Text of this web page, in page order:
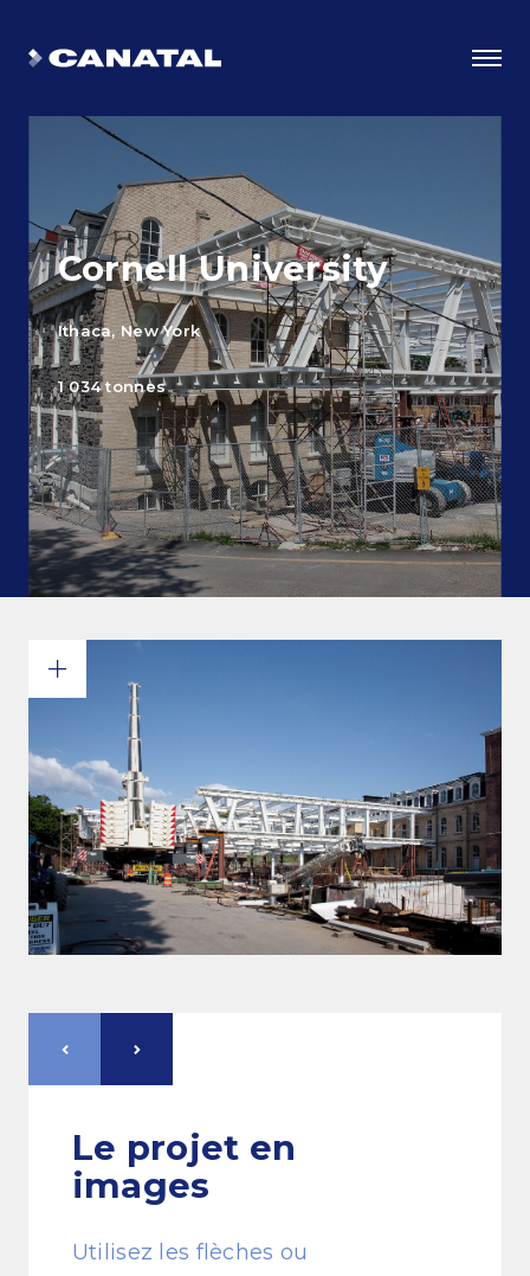
Choisir Canatal
Les avantages de l’ingéniosité
Certifications
Engagement et valeurs
Dessin et modélisation 3D
Fabrication
Gestion de projets
Cornell University
Ithaca, New York
1 034 tonnes
Le projet en
images
Utilisez les flèches ou